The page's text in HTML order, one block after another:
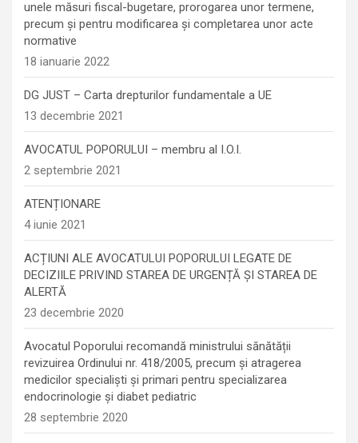
unele măsuri fiscal-bugetare, prorogarea unor termene,
precum şi pentru modificarea şi completarea unor acte
normative
18 ianuarie 2022
DG JUST – Carta drepturilor fundamentale a UE
13 decembrie 2021
AVOCATUL POPORULUI – membru al I.O.I.
2 septembrie 2021
ATENȚIONARE
4 iunie 2021
ACȚIUNI ALE AVOCATULUI POPORULUI LEGATE DE
DECIZIILE PRIVIND STAREA DE URGENȚĂ ȘI STAREA DE
ALERTĂ
23 decembrie 2020
Avocatul Poporului recomandă ministrului sănătății
revizuirea Ordinului nr. 418/2005, precum și atragerea
medicilor specialiști și primari pentru specializarea
endocrinologie şi diabet pediatric
28 septembrie 2020